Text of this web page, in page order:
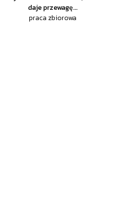
daje przewagę...
praca zbiorowa